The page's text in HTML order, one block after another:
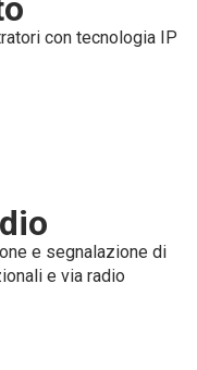
con tecnologia IP
e segnalazione di
e via radio